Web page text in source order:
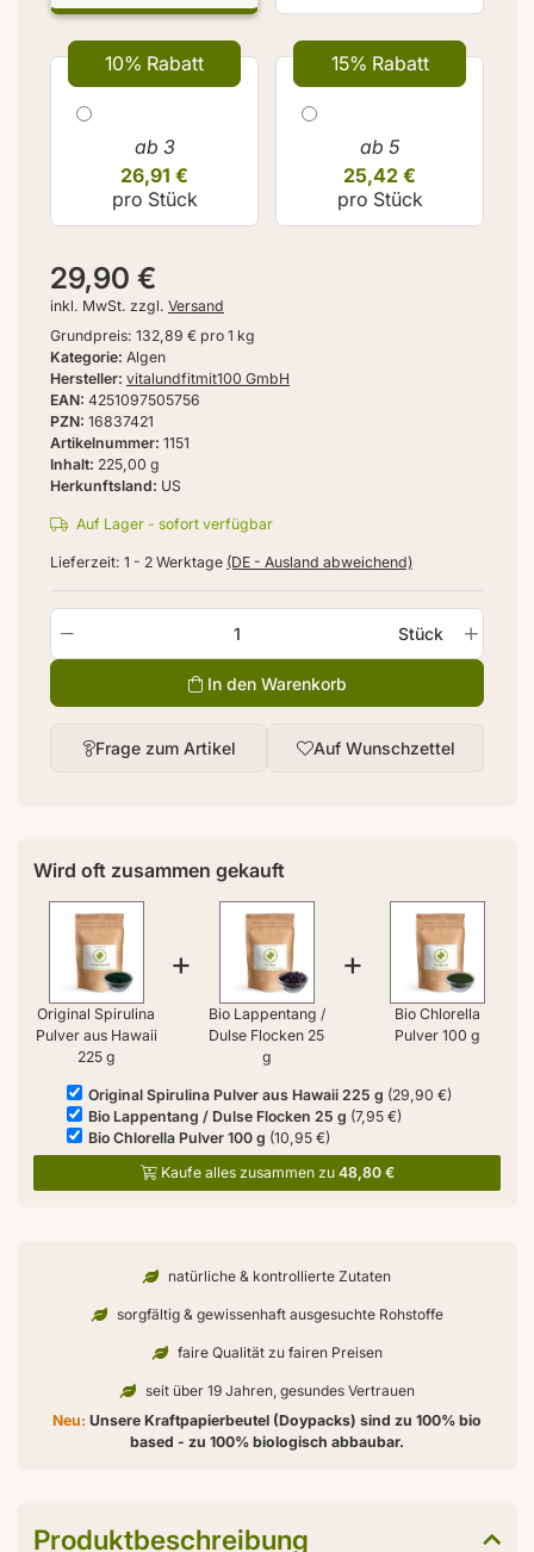
Inhalt 225,00 g
Hersteller vitalundfitmit100 GmbH
Artikelnummer 1151
PZN 16837421
EAN 4251097505756
Herkunftsland US
Kategorie Algen
29,90 €
inkl. MwSt. zzgl. Versand
Grundpreis: 132,89 € pro 1 kg
Frage zum Artikel Auf Wunschzettel
Stück
In den Warenkorb
Auf Lager - sofort verfügbar
Lieferzeit: 1 - 2 Werktage (DE - Ausland abweichend)
10% Rabatt
ab 3
26,91 €
pro Stück
15% Rabatt
ab 5
25,42 €
pro Stück
Wird oft zusammen gekauft
Original Spirulina
Pulver aus Hawaii
225 g
+
Bio Lappentang /
Dulse Flocken 25
g
+
Bio Chlorella
Pulver 100 g
Original Spirulina Pulver aus Hawaii 225 g (29,90 €)
Bio Lappentang / Dulse Flocken 25 g (7,95 €)
Bio Chlorella Pulver 100 g (10,95 €)
Kaufe alles zusammen zu 48,80 €
natürliche & kontrollierte Zutaten
sorgfältig & gewissenhaft ausgesuchte Rohstoffe
faire Qualität zu fairen Preisen
seit über 19 Jahren, gesundes Vertrauen
Neu: Unsere Kraftpapierbeutel (Doypacks) sind zu 100% bio
based - zu 100% biologisch abbaubar.
Produktbeschreibung